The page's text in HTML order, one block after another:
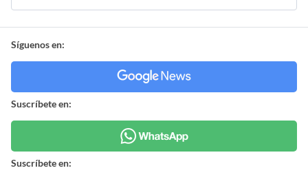
Síguenos en:
Suscríbete en:
Suscríbete en: